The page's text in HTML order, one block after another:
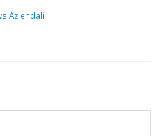
Aziendali